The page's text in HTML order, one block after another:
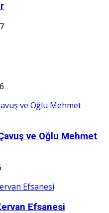
ve Oğlu Mehmet
Efsanesi